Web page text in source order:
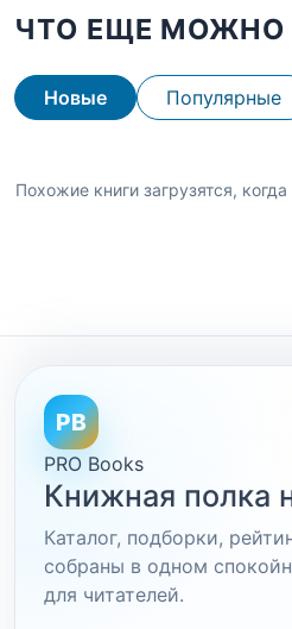
ЧТО ЕЩЕ МОЖНО
Новые Популярные
Похожие книги загрузятся,
PB
PRO Books
Книжная полка
Каталог, подборки,
собраны в одном
для читателей.